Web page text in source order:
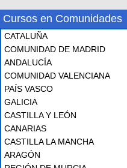
Cursos en Comunidades
CATALUÑA
COMUNIDAD DE MADRID
ANDALUCÍA
COMUNIDAD VALENCIANA
PAÍS VASCO
GALICIA
CASTILLA Y LEÓN
CANARIAS
CASTILLA LA MANCHA
ARAGÓN